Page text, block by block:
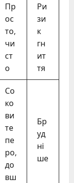
Пр
ос
то,
чи
ст
о
Ри
зи
к
гн
ит
тя
Со
ко
ви
те
пе
ро,
до
вш
Бр
уд
ні
ше